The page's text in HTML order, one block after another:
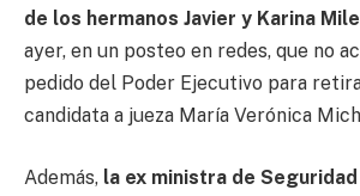
de los hermanos Javier y Karina
ayer, en un posteo en redes, que no
pedido del Poder Ejecutivo para
candidata a jueza María Verónica
Además, la ex ministra de